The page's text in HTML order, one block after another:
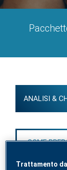
ANALISI &
COME
Trattamento